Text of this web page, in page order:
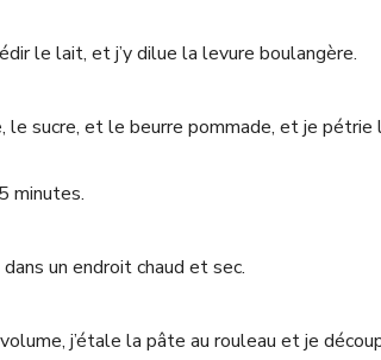
le lait, et j’y dilue la levure boulangère.
le sucre, et le beurre pommade, et je
minutes.
un endroit chaud et sec.
j’étale la pâte au rouleau et je